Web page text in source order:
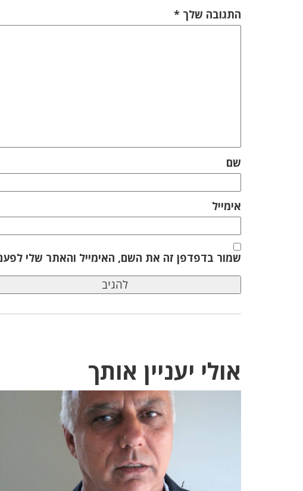
התגובה שלך*
שם
אימייל
שמור בדפדפן זה את השם, האימייל והאתר שלי
אולי יעניין אותך